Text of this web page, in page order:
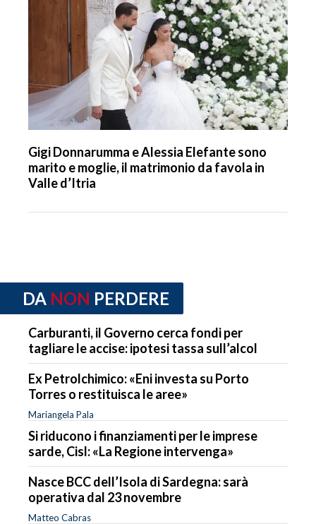
Gigi Donnarumma e Alessia Elefante sono
marito e moglie, il matrimonio da favola in
Valle d’Itria
DA NON PERDERE
Carburanti, il Governo cerca fondi per
tagliare le accise: ipotesi tassa sull’alcol
Ex Petrolchimico: «Eni investa su Porto
Torres o restituisca le aree»
Mariangela Pala
Si riducono i finanziamenti per le imprese
sarde, Cisl: «La Regione intervenga»
Nasce BCC dell’Isola di Sardegna: sarà
operativa dal 23 novembre
Matteo Cabras